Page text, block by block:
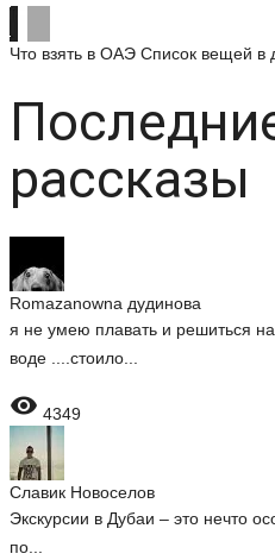
Что взять в ОАЭ Список вещей в
рассказы
Romazanowna дудинова
я не умею плавать и решиться
воде ....стоило...
 4349
Славик Новоселов
Экскурсии в Дубаи – это нечто
по...